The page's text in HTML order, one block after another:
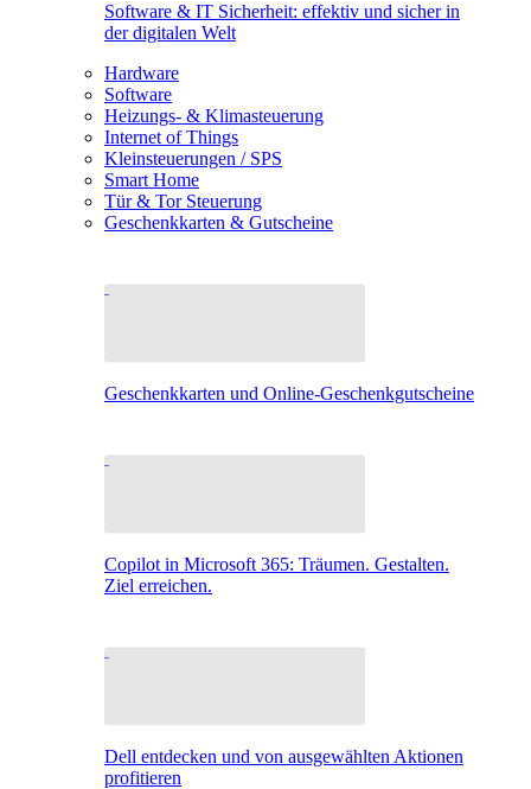
Software & IT Sicherheit: effektiv und sicher in
der digitalen Welt
Hardware
Software
Heizungs- & Klimasteuerung
Internet of Things
Kleinsteuerungen / SPS
Smart Home
Tür & Tor Steuerung
Geschenkkarten & Gutscheine
Geschenkkarten und Online-Geschenkgutscheine
Copilot in Microsoft 365: Träumen. Gestalten.
Ziel erreichen.
Dell entdecken und von ausgewählten Aktionen
profitieren